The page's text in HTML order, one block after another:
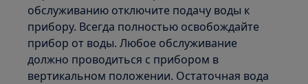
обслуживанию отключите подачу воды к
прибору. Всегда полностью освобождайте
прибор от воды. Любое обслуживание
должно проводиться с прибором в
вертикальном положении. Остаточная вода